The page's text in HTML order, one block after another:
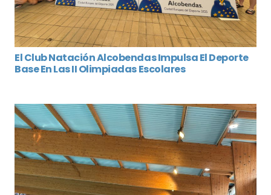
El Club Natación Alcobendas Impulsa El Deporte
Base En Las II Olimpiadas Escolares